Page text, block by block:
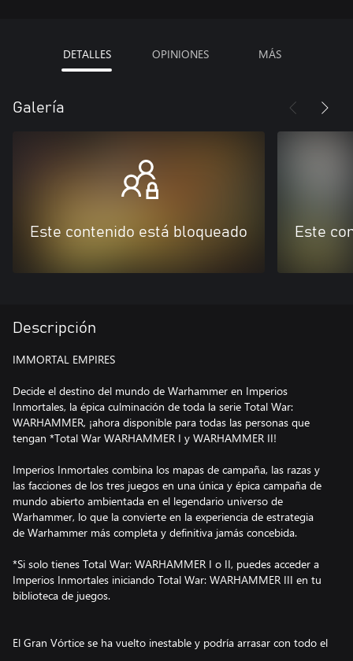
DETALLES OPINIONES MÁS
Galería
Este contenido está bloqueado Este
Descripción
IMMORTAL EMPIRES
Decide el destino del mundo de Warhammer en Imperios
Inmortales, la épica culminación de toda la serie Total War:
WARHAMMER, ¡ahora disponible para todas las personas que
tengan *Total War WARHAMMER I y WARHAMMER II!
Imperios Inmortales combina los mapas de campaña, las razas y
las facciones de los tres juegos en una única y épica campaña de
mundo abierto ambientada en el legendario universo de
Warhammer, lo que la convierte en la experiencia de estrategia
de Warhammer más completa y definitiva jamás concebida.
*Si solo tienes Total War: WARHAMMER I o II, puedes acceder a
Imperios Inmortales iniciando Total War: WARHAMMER III en tu
biblioteca de juegos.
El Gran Vórtice se ha vuelto inestable y podría arrasar con todo el